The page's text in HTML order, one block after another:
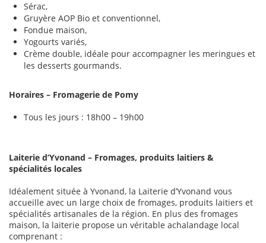
Sérac,
Gruyère AOP Bio et conventionnel,
Fondue maison,
Yogourts variés,
Crème double, idéale pour accompagner les meringues et
les desserts gourmands.
Horaires – Fromagerie de Pomy
Tous les jours : 18h00 – 19h00
Laiterie d’Yvonand – Fromages, produits laitiers &
spécialités locales
Idéalement située à Yvonand, la Laiterie d’Yvonand vous
accueille avec un large choix de fromages, produits laitiers et
spécialités artisanales de la région. En plus des fromages
maison, la laiterie propose un véritable achalandage local
comprenant :